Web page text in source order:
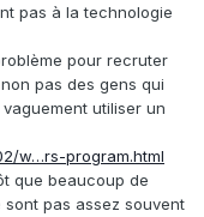
pas à la technologie
pour recruter
pas des gens qui
utiliser un
w…rs-program.html
que beaucoup de
pas assez souvent